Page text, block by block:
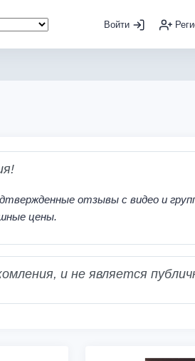
Войти
отзывы с видео и
цены.
и не является